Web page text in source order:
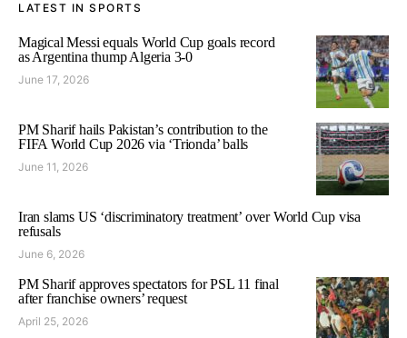
LATEST IN SPORTS
Magical Messi equals World Cup goals record
as Argentina thump Algeria 3-0
June 17, 2026
PM Sharif hails Pakistan’s contribution to the
FIFA World Cup 2026 via ‘Trionda’ balls
June 11, 2026
Iran slams US ‘discriminatory treatment’ over World Cup visa
refusals
June 6, 2026
PM Sharif approves spectators for PSL 11 final
after franchise owners’ request
April 25, 2026